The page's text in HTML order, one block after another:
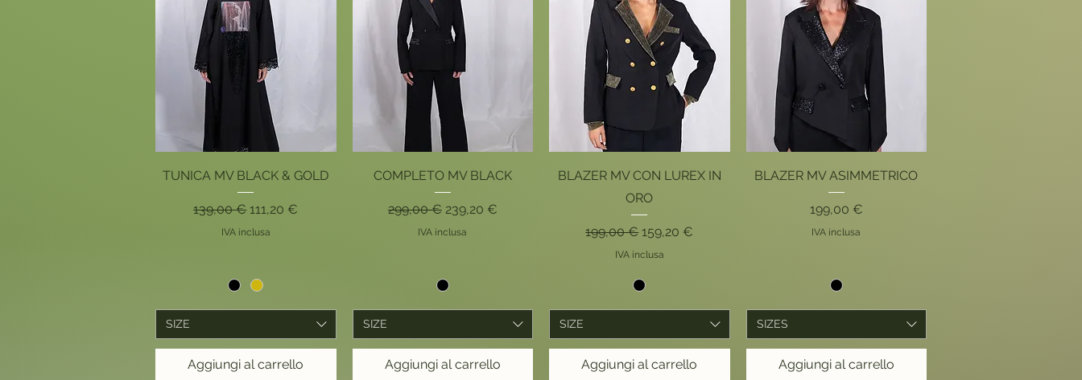
Vista rapida
TUNICA MV BLACK & GOLD
Prezzo regolare
139,00 € Prezzo scontato
111,20 €
IVA inclusa
SIZE
Aggiungi al carrello
Vista rapida
COMPLETO MV BLACK
Prezzo regolare
299,00 € Prezzo scontato
239,20 €
IVA inclusa
SIZE
Aggiungi al carrello
Vista rapida
BLAZER MV CON LUREX IN
ORO
Prezzo regolare
199,00 € Prezzo scontato
159,20 €
IVA inclusa
SIZE
Aggiungi al carrello
Vista rapida
BLAZER MV ASIMMETRICO
Prezzo
199,00 €
IVA inclusa
SIZES
Aggiungi al carrello